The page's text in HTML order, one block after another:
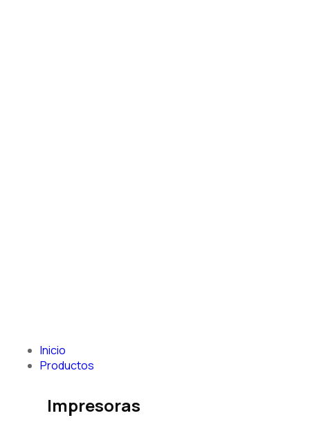
Inicio
Productos
Impresoras